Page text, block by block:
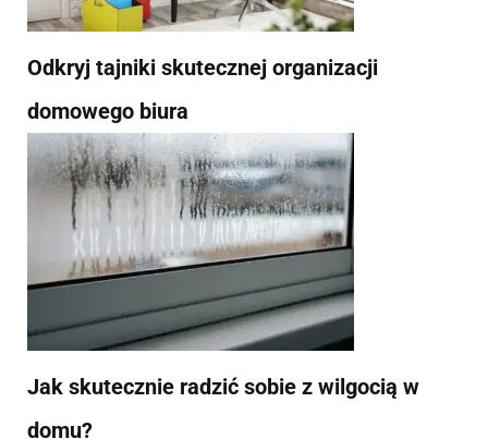
Odkryj tajniki skutecznej organizacji
domowego biura
Jak skutecznie radzić sobie z wilgocią w
domu?